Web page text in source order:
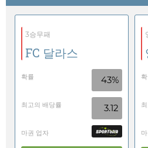
3승무패
FC 달라스
확률 43%
최고의 배당률 3.12
마권 업자